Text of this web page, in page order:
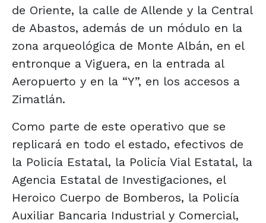
de Oriente, la calle de Allende y la Central
de Abastos, además de un módulo en la
zona arqueológica de Monte Albán, en el
entronque a Viguera, en la entrada al
Aeropuerto y en la “Y”, en los accesos a
Zimatlán.
Como parte de este operativo que se
replicará en todo el estado, efectivos de
la Policía Estatal, la Policía Vial Estatal, la
Agencia Estatal de Investigaciones, el
Heroico Cuerpo de Bomberos, la Policía
Auxiliar Bancaria Industrial y Comercial,